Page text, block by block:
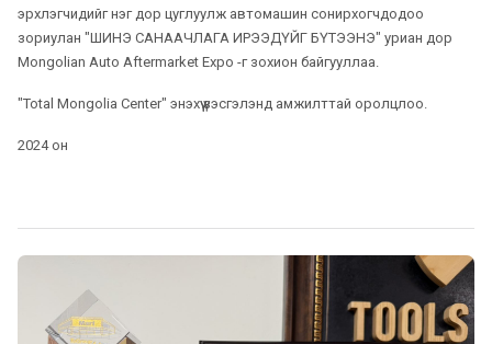
эрхлэгчидийг нэг дор цуглуулж автомашин сонирхогчдодоо
зориулан "ШИНЭ САНААЧЛАГА ИРЭЭДҮЙГ БҮТЭЭНЭ" уриан дор
Mongolian Auto Aftermarket Expo -г зохион байгууллаа.
"Total Mongolia Center" энэхүү үзэсгэлэнд амжилттай оролцлоо.
2024 он